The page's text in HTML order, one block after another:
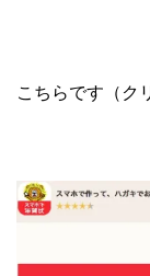
こちらです（ク